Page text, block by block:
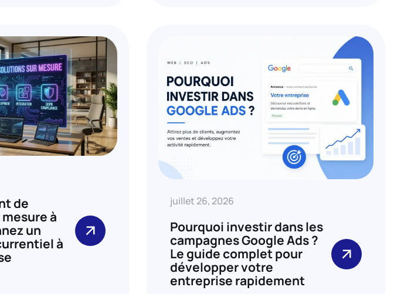
de
à
un
à
juillet 26, 2026
Pourquoi investir dans les
campagnes Google Ads ?
Le guide complet pour
développer votre
entreprise rapidement